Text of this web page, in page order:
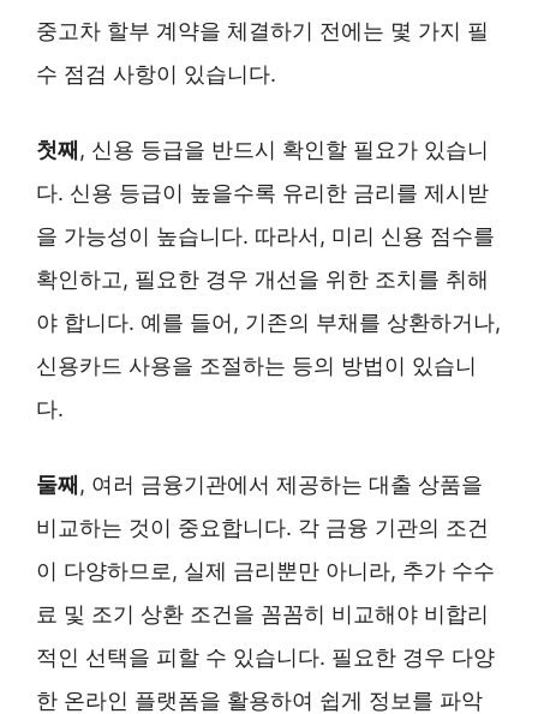
중고차 할부 계약을 체결하기 전에는 몇 가지 필
수 점검 사항이 있습니다.
첫째 , 신용 등급을 반드시 확인할 필요가 있습니
다. 신용 등급이 높을수록 유리한 금리를 제시받
을 가능성이 높습니다. 따라서, 미리 신용 점수를
확인하고, 필요한 경우 개선을 위한 조치를 취해
야 합니다. 예를 들어, 기존의 부채를 상환하거나,
신용카드 사용을 조절하는 등의 방법이 있습니
다.
둘째 , 여러 금융기관에서 제공하는 대출 상품을
비교하는 것이 중요합니다. 각 금융 기관의 조건
이 다양하므로, 실제 금리뿐만 아니라, 추가 수수
료 및 조기 상환 조건을 꼼꼼히 비교해야 비합리
적인 선택을 피할 수 있습니다. 필요한 경우 다양
한 온라인 플랫폼을 활용하여 쉽게 정보를 파악